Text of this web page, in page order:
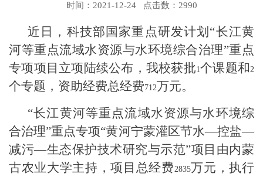
时间：2021-12-24 点击数： 2990
近日，科技部国家重点研发计划“长江黄
河等重点流域水资源与水环境综合治理”重点
专项项目立项陆续公布，我校获批1个课题和2
个专题，资助经费总经费712万元。
“长江黄河等重点流域水资源与水环境综
合治理”重点专项“黄河宁蒙灌区节水—控盐—
减污—生态保护技术研究与示范”项目由内蒙
古农业大学主持，项目总经费2835万元，执行